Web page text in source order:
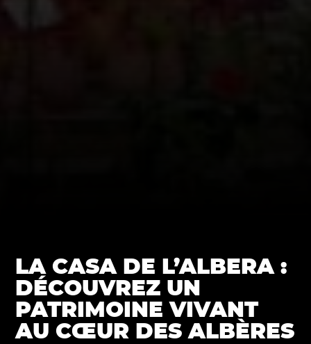
LA CASA DE L’ALBERA :
DÉCOUVREZ UN
PATRIMOINE VIVANT
AU CŒUR DES ALBÈRES